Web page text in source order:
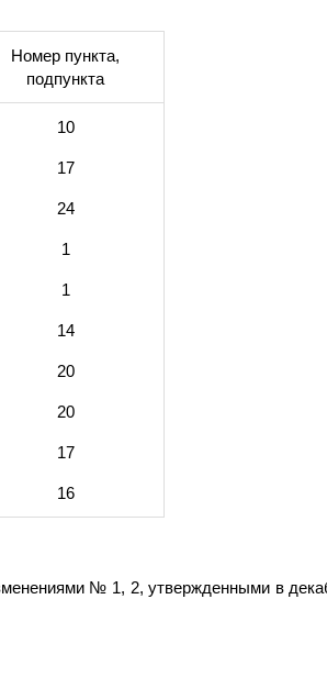
Номер пункта,
подпункта
10
17
24
1
1
14
20
20
17
16
№ 1, 2, утвержденными в